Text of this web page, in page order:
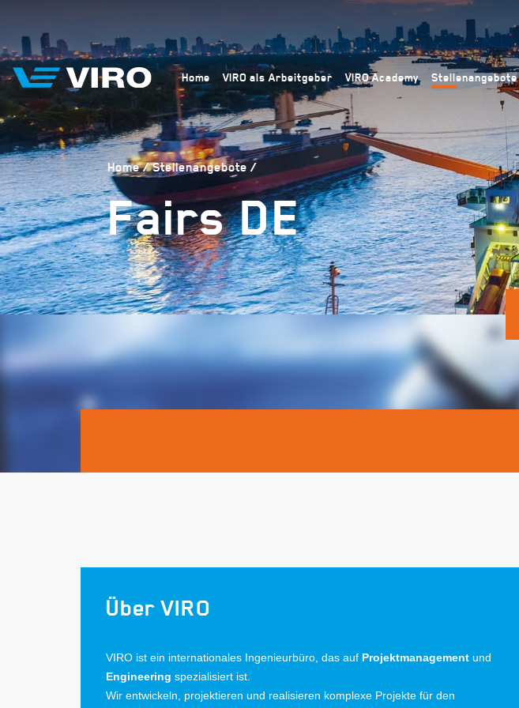
Home VIRO als Arbeitgeber VIRO Academy Stellenangebote
Home Stellenangebote
Fairs DE
Über VIRO
VIRO ist ein internationales Ingenieurbüro, das auf Projektmanagement und
Engineering spezialisiert ist.
Wir entwickeln, projektieren und realisieren komplexe Projekte für den